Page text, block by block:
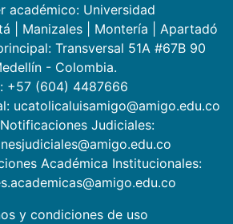
académico: Universidad
Manizales Montería
Apartadó
Transversal 51A #67B 90
- Colombia.
+57 (604) 4487666
ucatolicaluisamigo@amigo.edu.co
Judiciales:
Académica Institucionales:
y condiciones de uso